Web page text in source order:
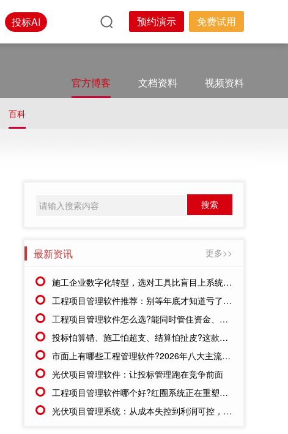
投标AI 预约演示 免费试用
官方博客 文档资料 视频资料
百科
最新资讯 更多>>
施工企业数字化转型，选对工具比盲目上系统更重要
工程项目管理软件推荐：别等年底才知道亏了!这套系统让每一分钱都有迹可循
工程项目管理软件怎么选?能同时管住资金、成本、进度的才靠谱
投标怕算错、施工怕超支、结算怕扯皮?这款施工成本管理系统一招全解决
市面上有哪些工程管理软件?2026年八大主流工具深度盘点
光伏项目管理软件：让投标管理跑在竞争前面
工程项目管理软件哪个好?红圈系统正在重塑工程企业的"数字大脑"
光伏项目管理系统：从成本失控到利润可控，老板只需做对一步